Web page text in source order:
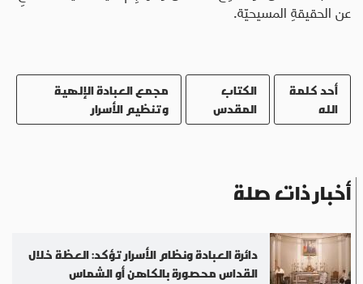
عن الحقيقةِ المسيحيّة.
أحد كلمة
الله
الكتاب
المقدس
مجمع العبادة الإلهية
وتنظيم الأسرار
أخبار ذات صلة
دائرة العبادة ونظام الأسرار تؤكد: العظة خلال
القداس محصورة بالكاهن أو الشماس